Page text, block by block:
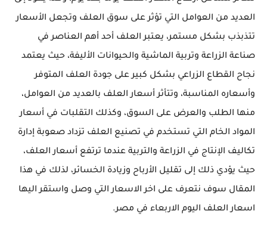
العديد من العوامل التي تؤثر على سوق العلف وتجعل الأسعار
تتذبذب بشكل مستمر، يعتبر العلف أحد أهم العناصر في
صناعة الزراعة وتربية الماشية والحيوانات الأليفة، حيث يعتمد
نجاح القطاع الزراعي بشكل كبير على جودة العلف المتوفر
وأسعاره المناسبة، وتتأثر أسعار العلف بالعديد من العوامل،
منها الطلب والعرض على السوق، وكذلك التقلبات في أسعار
المواد الخام التي تستخدم في تصنيع العلف تزداد صعوبة إدارة
تكاليف الإنتاج في الزراعة والتربية عندما ترتفع أسعار العلف،
حيث يؤدي ذلك إلى تقليل الأرباح وزيادة الخسائر، لذلك في هذا
المقال سوف نتعرف على اخر الاسعار التي وصل واستقر اليها
اسعار العلف اليوم الاربعاء في مصر.